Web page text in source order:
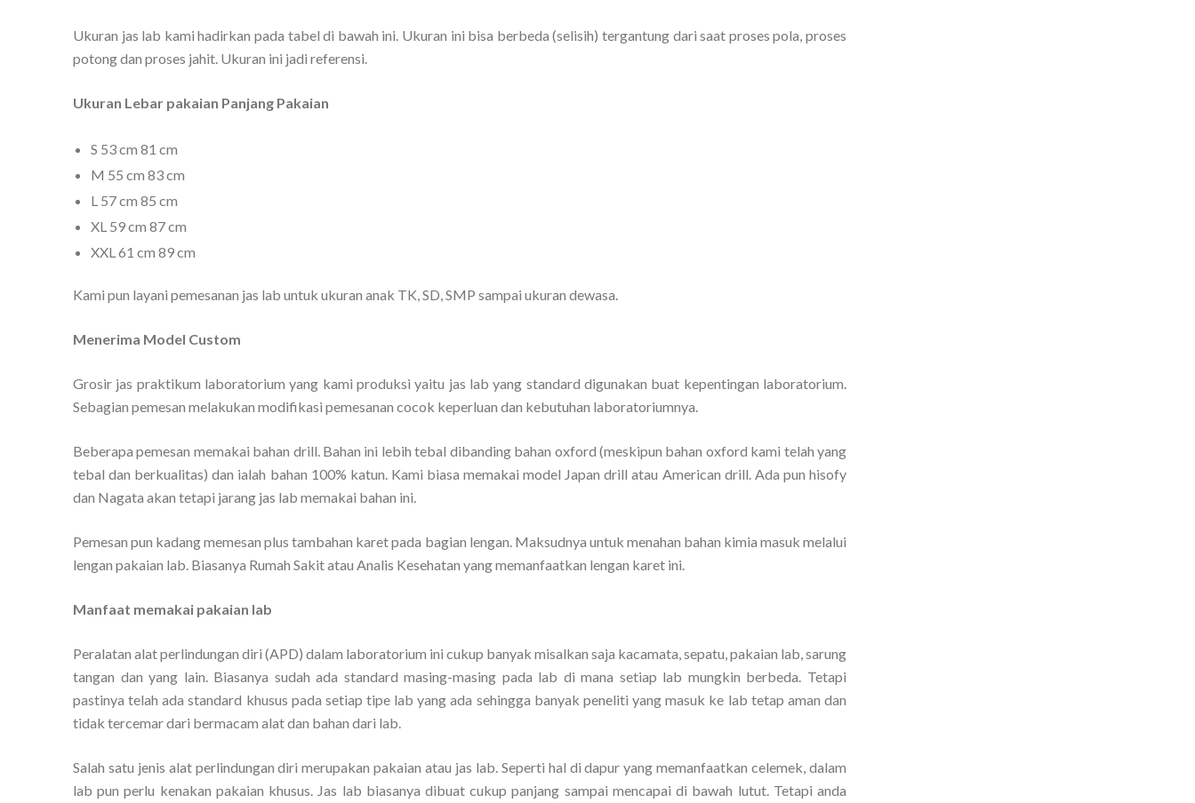
Ukuran jas lab kami hadirkan pada tabel di bawah ini. Ukuran ini bisa berbeda (selisih) tergantung dari saat proses pola, proses
potong dan proses jahit. Ukuran ini jadi referensi.
Ukuran Lebar pakaian Panjang Pakaian
S 53 cm 81 cm
M 55 cm 83 cm
L 57 cm 85 cm
XL 59 cm 87 cm
XXL 61 cm 89 cm
Kami pun layani pemesanan jas lab untuk ukuran anak TK, SD, SMP sampai ukuran dewasa.
Menerima Model Custom
Grosir jas praktikum laboratorium yang kami produksi yaitu jas lab yang standard digunakan buat kepentingan laboratorium.
Sebagian pemesan melakukan modifikasi pemesanan cocok keperluan dan kebutuhan laboratoriumnya.
Beberapa pemesan memakai bahan drill. Bahan ini lebih tebal dibanding bahan oxford (meskipun bahan oxford kami telah yang
tebal dan berkualitas) dan ialah bahan 100% katun. Kami biasa memakai model Japan drill atau American drill. Ada pun hisofy
dan Nagata akan tetapi jarang jas lab memakai bahan ini.
Pemesan pun kadang memesan plus tambahan karet pada bagian lengan. Maksudnya untuk menahan bahan kimia masuk melalui
lengan pakaian lab. Biasanya Rumah Sakit atau Analis Kesehatan yang memanfaatkan lengan karet ini.
Manfaat memakai pakaian lab
Peralatan alat perlindungan diri (APD) dalam laboratorium ini cukup banyak misalkan saja kacamata, sepatu, pakaian lab, sarung
tangan dan yang lain. Biasanya sudah ada standard masing-masing pada lab di mana setiap lab mungkin berbeda. Tetapi
pastinya telah ada standard khusus pada setiap tipe lab yang ada sehingga banyak peneliti yang masuk ke lab tetap aman dan
tidak tercemar dari bermacam alat dan bahan dari lab.
Salah satu jenis alat perlindungan diri merupakan pakaian atau jas lab. Seperti hal di dapur yang memanfaatkan celemek, dalam
lab pun perlu kenakan pakaian khusus. Jas lab biasanya dibuat cukup panjang sampai mencapai di bawah lutut. Tetapi anda